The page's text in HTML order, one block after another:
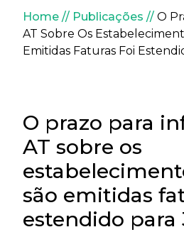
Navegação
Home Publicações
O
AT Sobre Os
Emitidas Faturas Foi
O prazo para
AT sobre os
são emitidas
estendido para